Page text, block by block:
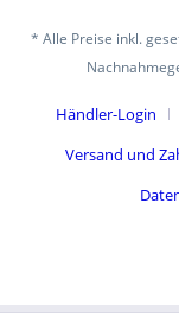
* Alle Preise inkl.
Händler-Login
Versand und